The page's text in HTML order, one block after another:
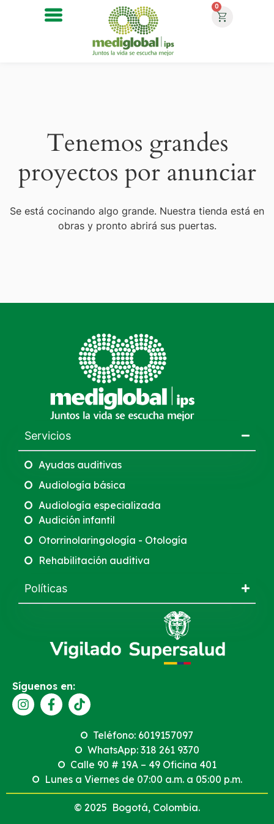
0
Tenemos grandes
proyectos por anunciar
Se está cocinando algo grande. Nuestra tienda está en
obras y pronto abrirá sus puertas.
Servicios
Ayudas auditivas
Audiología básica
Audiología especializada
Audición infantil
Otorrinolaringología - Otología
Rehabilitación auditiva
Políticas
Síguenos en:
Teléfono: 6019157097
WhatsApp: 318 261 9370
Calle 90 # 19A – 49 Oficina 401
Lunes a Viernes de 07:00 a.m. a 05:00 p.m.
© 2025 Bogotá, Colombia.